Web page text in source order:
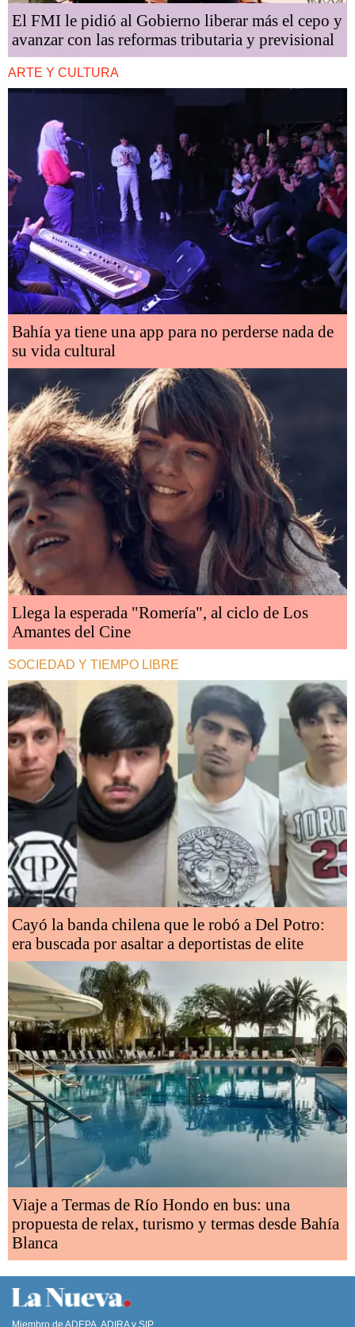
El FMI le pidió al Gobierno liberar más el cepo y
avanzar con las reformas tributaria y previsional
ARTE Y CULTURA
Bahía ya tiene una app para no perderse nada de
su vida cultural
Llega la esperada "Romería", al ciclo de Los
Amantes del Cine
SOCIEDAD Y TIEMPO LIBRE
Cayó la banda chilena que le robó a Del Potro:
era buscada por asaltar a deportistas de elite
Viaje a Termas de Río Hondo en bus: una
propuesta de relax, turismo y termas desde Bahía
Blanca